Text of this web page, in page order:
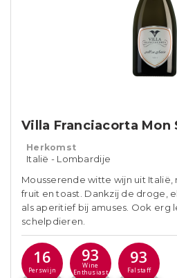
Villa Franciacorta Mon
Herkomst
Italië - Lombardije
Mousserende witte wijn uit Italië,
fruit en toast. Dankzij de droge,
als aperitief bij amuses. Ook erg
schelpdieren.
16
Perswijn
93
Wine
Enthusiast
93
Falstaff